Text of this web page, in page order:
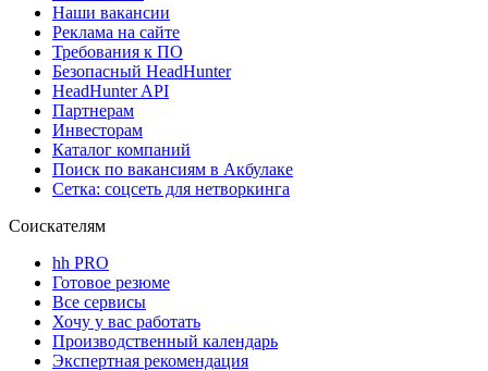
Наши вакансии
Реклама на сайте
Требования к ПО
Безопасный HeadHunter
HeadHunter API
Партнерам
Инвесторам
Каталог компаний
Поиск по вакансиям в Акбулаке
Сетка: соцсеть для нетворкинга
Соискателям
hh PRO
Готовое резюме
Все сервисы
Хочу у вас работать
Производственный календарь
Экспертная рекомендация